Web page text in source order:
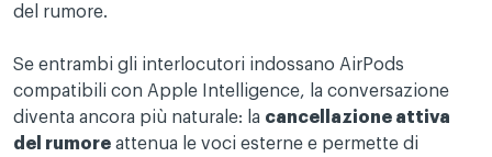
del rumore.
Se entrambi gli interlocutori indossano AirPods
compatibili con Apple Intelligence, la conversazione
diventa ancora più naturale: la cancellazione attiva
del rumore attenua le voci esterne e permette di